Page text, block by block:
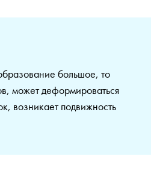
большое, то
может деформироваться
возникает подвижность